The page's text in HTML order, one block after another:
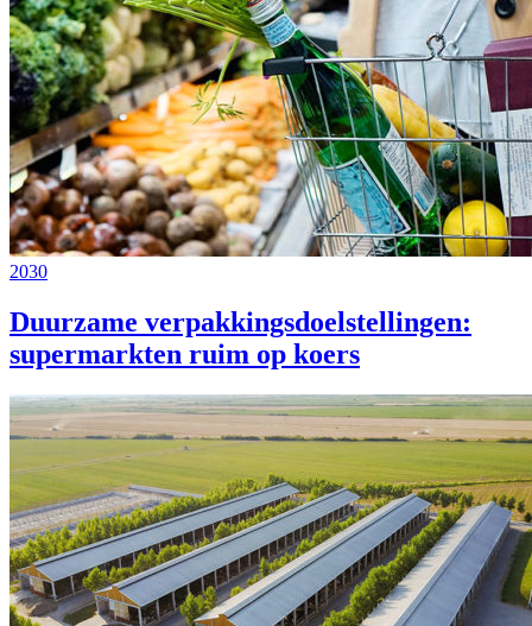
2030
Duurzame verpakkingsdoelstellingen:
supermarkten ruim op koers